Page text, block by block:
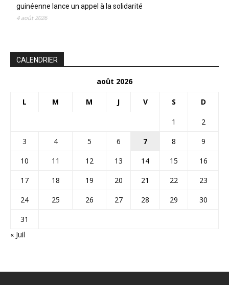
guinéenne lance un appel à la solidarité
4 août 2026
CALENDRIER
août 2026
L M M J V S D
1
2
3
4 5 6 7 8
9
10
11 12 13 14 15
16
17
18 19 20 21 22
23
24
25 26 27 28 29
30
31
« Juil